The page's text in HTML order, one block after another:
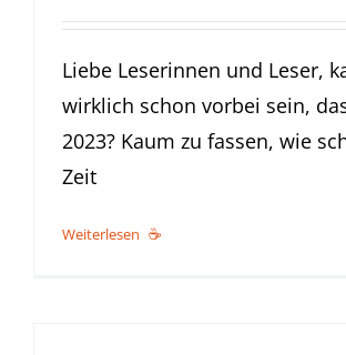
Liebe Leserinnen und Leser,
wirklich schon vorbei sein,
2023? Kaum zu fassen, wie
Zeit
Weiterlesen